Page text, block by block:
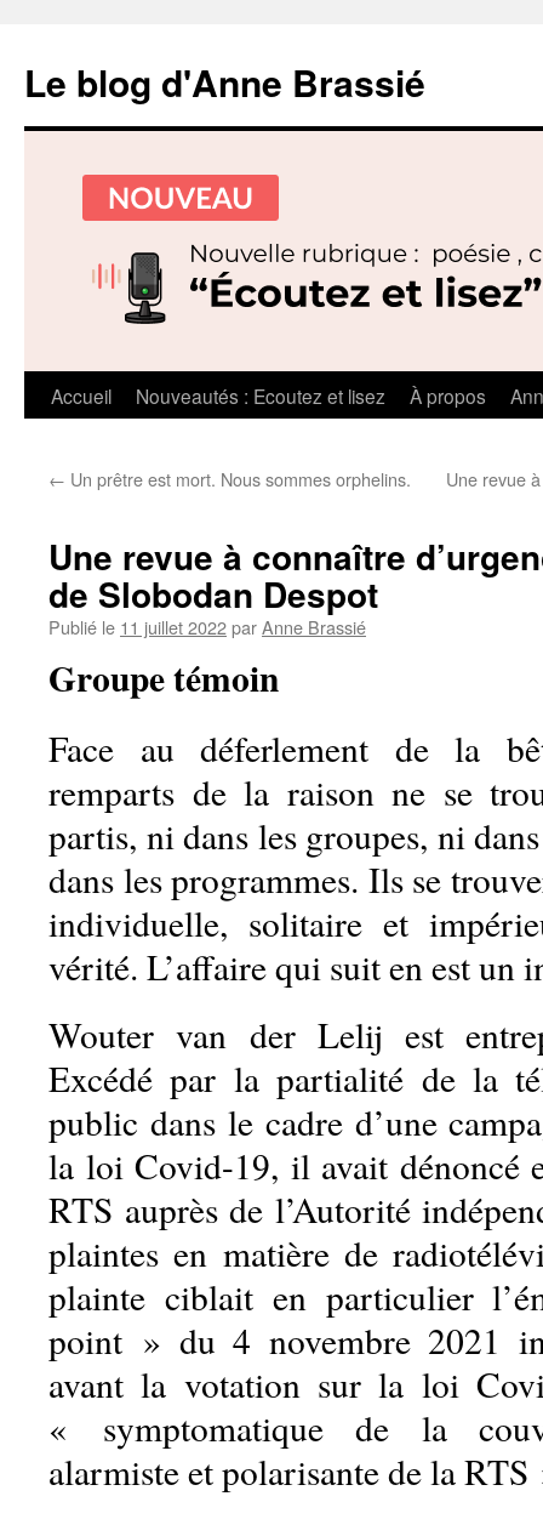
Le blog d'Anne Brassié
Aller
contenu
Accueil Nouveautés : Ecoutez et lisez À propos
← Un prêtre est mort. Nous sommes orphelins. Une revue
Une revue à connaître
de Slobodan Despot
Publié le 11 juillet 2022parAnne Brassié
Groupe témoin
Face au déferlement de la
remparts de la raison ne se
partis, ni dans les groupes, ni
dans les programmes. Ils se
individuelle, solitaire et
vérité. L’affaire qui suit en est un
Wouter van der Lelij est
Excédé par la partialité de la
public dans le cadre d’une
la loi Covid-19, il avait dénoncé
RTS auprès de l’Autorité
plaintes en matière de
plainte ciblait en particulier
point » du 4 novembre 2021
avant la votation sur la loi
« symptomatique de la
alarmiste et polarisante de la RTS